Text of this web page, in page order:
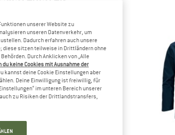
unserer Website zu
unseren Datenverkehr, um
Dadurch erfahren auch unsere
diese sitzen teilweise in Drittländern ohne
Durch Anklicken von „Alle
du keine Cookies mit Ausnahme der
kannst deine Cookie Einstellungen aber
Deine Einwilligung ist freiwillig, für
im unteren Bereich unserer
zu Risiken der Drittlandstransfers,